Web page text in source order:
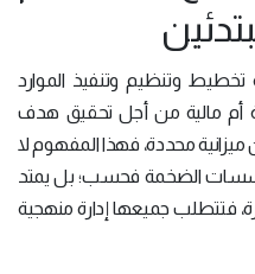
تخطيط وتنظيم وتنفيذ الموارد
أم مالية من أجل تحقيق هدف
محددة، فهذا المفهوم لا
الضخمة فحسب؛ بل يمتد
فتتطلب جميعها إدارة منهجية